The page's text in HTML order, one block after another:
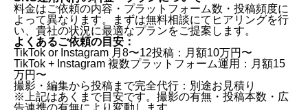
料金はご依頼の内容・プラットフォーム数・投稿頻度に
よって異なります。まずは無料相談にてヒアリングを行
い、貴社の状況に最適なプランをご提案します。
よくあるご依頼の目安：
TikTok or Instagram 月8〜12投稿：月額10万円〜
TikTok + Instagram 複数プラットフォーム運用：月額15
万円〜
撮影・編集から投稿まで完全代行：別途お見積り
※上記はあくまで目安です。撮影の有無・投稿本数・広
告連携の有無により変動します。